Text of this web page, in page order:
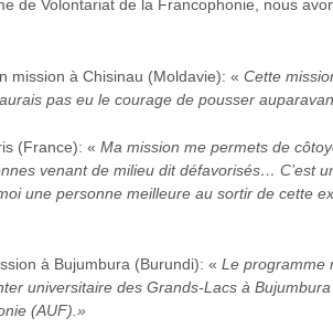
de Volontariat de la Francophonie, nous
mission à Chisinau (Moldavie): « Cette
pas eu le courage de pousser
(France): « Ma mission me permets de
venant de milieu dit défavorisés… C’est
une personne meilleure au sortir de cette
à Bujumbura (Burundi): « Le programme
universitaire des Grands-Lacs à
(AUF).»